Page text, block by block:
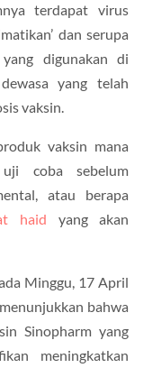
terdapat virus
dan serupa
digunakan di
yang telah
vaksin.
vaksin mana
coba sebelum
atau berapa
haid yang akan
Minggu, 17 April
bahwa
Sinopharm yang
meningkatkan